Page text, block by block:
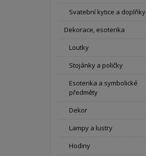
Svatební kytice a doplňky
Dekorace, esoterika
Loutky
Stojánky a poličky
Esoterika a symbolické
předměty
Dekor
Lampy a lustry
Hodiny